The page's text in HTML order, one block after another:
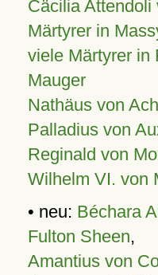
Cäcilia Attendoli
Märtyrer in
viele Märtyrer in
Mauger
Nathäus von
Palladius von
Reginald von
Wilhelm VI. von
• neu: Béchara
Fulton Sheen,
Amantius von